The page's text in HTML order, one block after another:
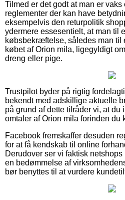
Tilmed er det godt at man er
reglementer der kan have
eksempelvis den returpolitik
ydermere essesentielt, at man til
købsbekræftelse, således man til
købet af Orion mila, ligegyldigt
dreng eller pige.
Trustpilot byder på rigtig
bekendt med adskillige aktuelle
på grund af dette tilråder vi, at du
omtaler af Orion mila forinden du
Facebook fremskaffer desuden
for at få kendskab til online
Derudover ser vi faktisk
en bedømmelse af
bør benyttes til at vurdere